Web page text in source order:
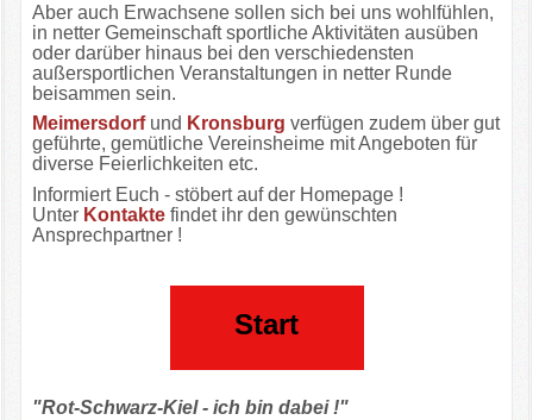
Aber auch Erwachsene sollen sich bei uns wohlfühlen,
in netter Gemeinschaft sportliche Aktivitäten ausüben
oder darüber hinaus bei den verschiedensten
außersportlichen Veranstaltungen in netter Runde
beisammen sein.
Meimersdorf und Kronsburg verfügen zudem über gut
geführte, gemütliche Vereinsheime mit Angeboten für
diverse Feierlichkeiten etc.
Informiert Euch - stöbert auf der Homepage !
Unter Kontakte findet ihr den gewünschten
Ansprechpartner !
Start
"Rot-Schwarz-Kiel - ich bin dabei !"